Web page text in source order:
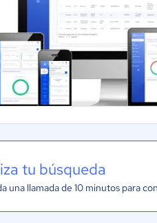
tu búsqueda
una llamada de 10 minutos para